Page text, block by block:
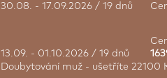
30.08. - 17.09.2026 / 19 dnů
13.09. - 01.10.2026 / 19 dnů
Doubytování muž - ušetříte 22100